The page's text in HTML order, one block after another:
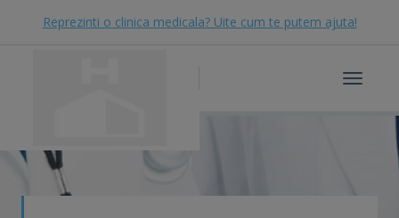
Reprezinti o clinica medicala? Uite cum te putem ajuta!
Toggle